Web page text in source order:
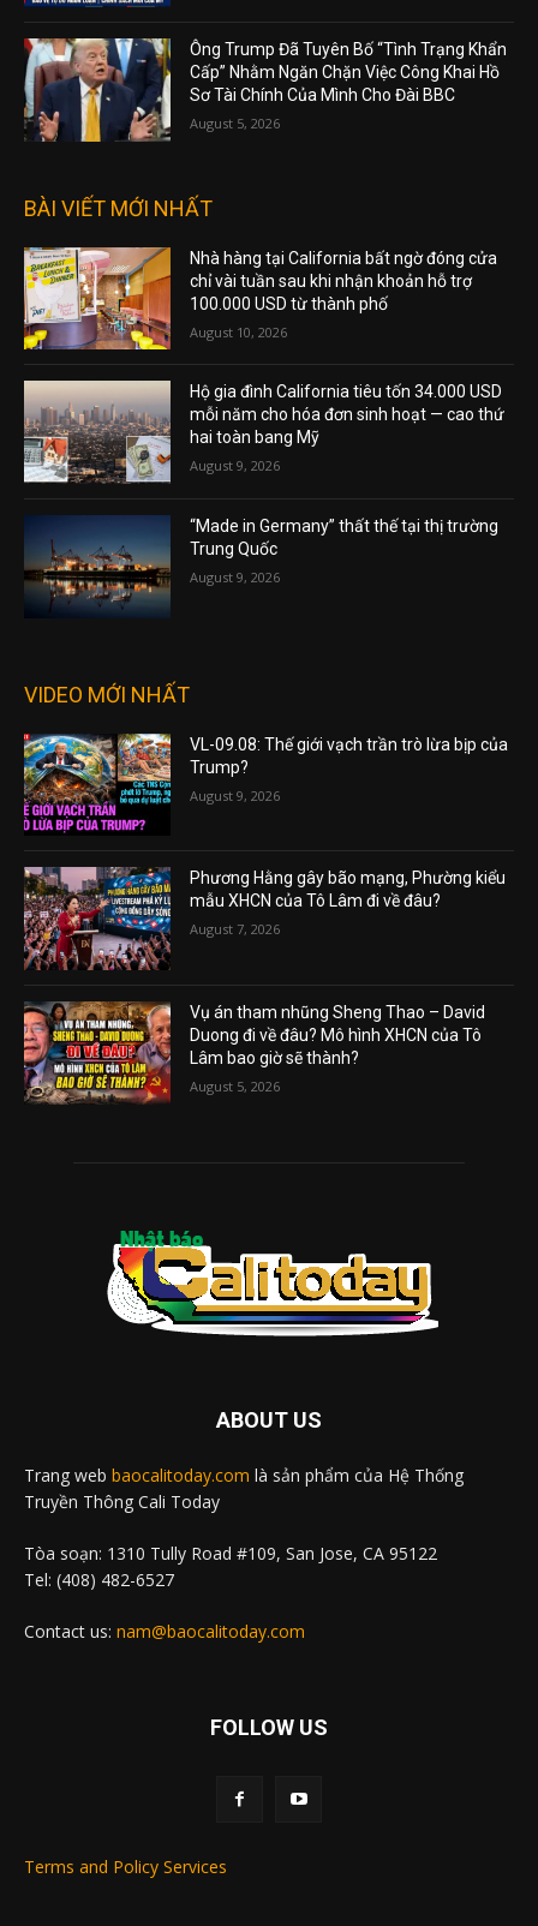
Ông Trump Đã Tuyên Bố “Tình Trạng Khẩn
Cấp” Nhằm Ngăn Chặn Việc Công Khai Hồ
Sơ Tài Chính Của Mình Cho Đài BBC
August 5, 2026
BÀI VIẾT MỚI NHẤT
Nhà hàng tại California bất ngờ đóng cửa
chỉ vài tuần sau khi nhận khoản hỗ trợ
100.000 USD từ thành phố
August 10, 2026
Hộ gia đình California tiêu tốn 34.000 USD
mỗi năm cho hóa đơn sinh hoạt — cao thứ
hai toàn bang Mỹ
August 9, 2026
“Made in Germany” thất thế tại thị trường
Trung Quốc
August 9, 2026
VIDEO MỚI NHẤT
VL-09.08: Thế giới vạch trần trò lừa bịp của
Trump?
August 9, 2026
Phương Hằng gây bão mạng, Phường kiểu
mẫu XHCN của Tô Lâm đi về đâu?
August 7, 2026
Vụ án tham nhũng Sheng Thao – David
Duong đi về đâu? Mô hình XHCN của Tô
Lâm bao giờ sẽ thành?
August 5, 2026
ABOUT US
Trang web baocalitoday.com là sản phẩm của Hệ Thống
Truyền Thông Cali Today
Tòa soạn: 1310 Tully Road #109, San Jose, CA 95122
Tel: (408) 482-6527
Contact us: nam@baocalitoday.com
FOLLOW US
Terms and Policy Services